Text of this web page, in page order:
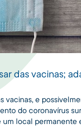
das vacinas;
vacinas, e
do coronavírus
local permanente